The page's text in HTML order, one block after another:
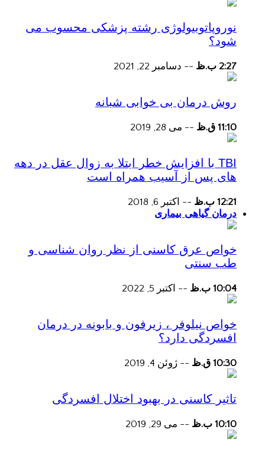
نوروپاتوبیولوژی رشته پزشکی محسوب می
شود؟
2:27 ب.ظ -- دسامبر 22, 2021
روش درمان بی خوابی شبانه
11:10 ق.ظ -- می 28, 2019
TBI با افزایش خطر ابتلا به زوال عقل در دهه
های پس از آسیب همراه است
12:21 ب.ظ -- اکتبر 6, 2018
درمان گیاهی بیماری
خواص عرق کاسنی از نظر روان شناسی و
طب سنتی
10:04 ب.ظ -- اکتبر 5, 2022
خواص نیلوفر ، زیرفون و بابونه در درمان
افسردگی دارد؟
10:30 ق.ظ -- ژوئن 4, 2019
تاثیر کاسنی در بهبود اختلال افسردگی
10:10 ب.ظ -- می 29, 2019